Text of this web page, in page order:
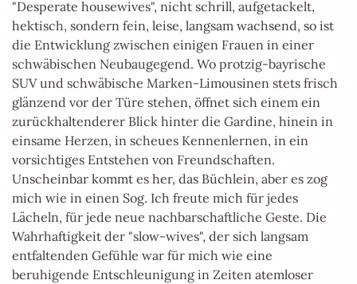
"Desperate housewives", nicht schrill, aufgetackelt,
hektisch, sondern fein, leise, langsam wachsend, so ist
die Entwicklung zwischen einigen Frauen in einer
schwäbischen Neubaugegend. Wo protzig-bayrische
SUV und schwäbische Marken-Limousinen stets frisch
glänzend vor der Türe stehen, öffnet sich einem ein
zurückhaltenderer Blick hinter die Gardine, hinein in
einsame Herzen, in scheues Kennenlernen, in ein
vorsichtiges Entstehen von Freundschaften.
Unscheinbar kommt es her, das Büchlein, aber es zog
mich wie in einen Sog. Ich freute mich für jedes
Lächeln, für jede neue nachbarschaftliche Geste. Die
Wahrhaftigkeit der "slow-wives", der sich langsam
entfaltenden Gefühle war für mich wie eine
beruhigende Entschleunigung in Zeiten atemloser